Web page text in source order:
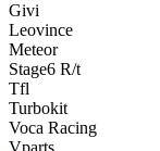
Givi
Leovince
Meteor
Stage6 R/t
Tfl
Turbokit
Voca Racing
Vparts